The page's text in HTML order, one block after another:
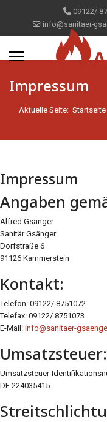
09122/
info@sanitaer-
Impressum
Aktuelle Seite: Startseite
Impressum
Angaben
Alfred Gsänger
Sanitär Gsänger
Dorfstraße 6
91126 Kammerstein
Kontakt:
Telefon: 09122/ 8751072
Telefax: 09122/ 8751073
E-Mail: info@sanitaer-
Umsatzsteuer:
Umsatzsteuer-
DE 224035415